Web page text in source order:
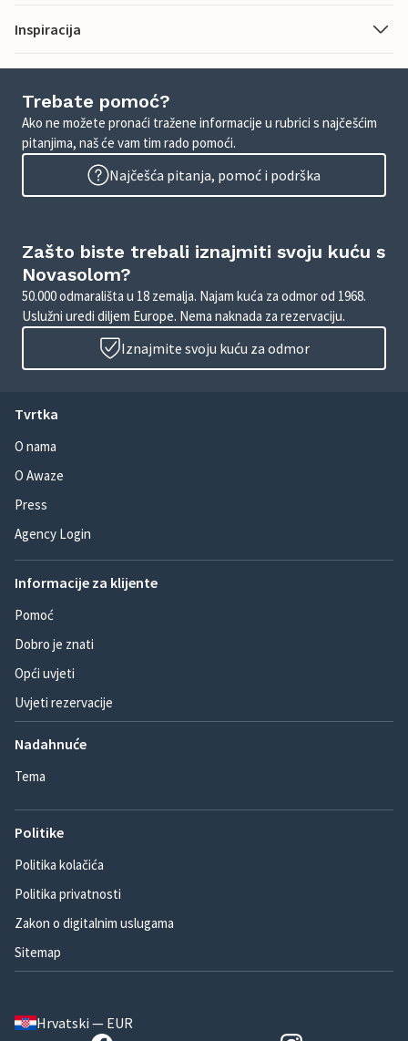
Inspiracija
Trebate pomoć?
Ako ne možete pronaći tražene informacije u rubrici s najčešćim
pitanjima, naš će vam tim rado pomoći.
Najčešća pitanja, pomoć i podrška
Zašto biste trebali iznajmiti svoju kuću s
Novasolom?
50.000 odmarališta u 18 zemalja. Najam kuća za odmor od 1968.
Uslužni uredi diljem Europe. Nema naknada za rezervaciju.
Iznajmite svoju kuću za odmor
Tvrtka
O nama
O Awaze
Press
Agency Login
Informacije za klijente
Pomoć
Dobro je znati
Opći uvjeti
Uvjeti rezervacije
Nadahnuće
Tema
Politike
Politika kolačića
Politika privatnosti
Zakon o digitalnim uslugama
Sitemap
Hrvatski — EUR